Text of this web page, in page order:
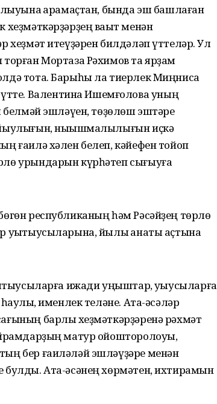
ҡарамаҫтан, бында эш башлаған
ваҡыт менән
хеҙмәт итеүҙәрен билдәләп үттеләр. Ул
Мортаза Рәхимов та ярҙам
тота. Барыһы ла тиерлек Миңниса
Валентина Ишемғолова уның
белмәй эшләүен, төҙөлөш эштәре
ныҡышмалылығын иҫкә
ғаилә хәлен белеп, кәйефен тойоп
урындарын күрһәтеп сығыуға
республиканың һәм Рәсәйҙең төрлө
уҡытыусыларына, йылы ҡанаты аҫтына
ижади уңыштар, уҡыусыларға
именлек теләне. Ата-әсәләр
барлыҡ хеҙмәткәрҙәренә рәхмәт
матур ойошторолоуы,
бер ғаиләләй эшләүҙәре менән
булды. Ата-әсәнең хөрмәтен, ихтирамын